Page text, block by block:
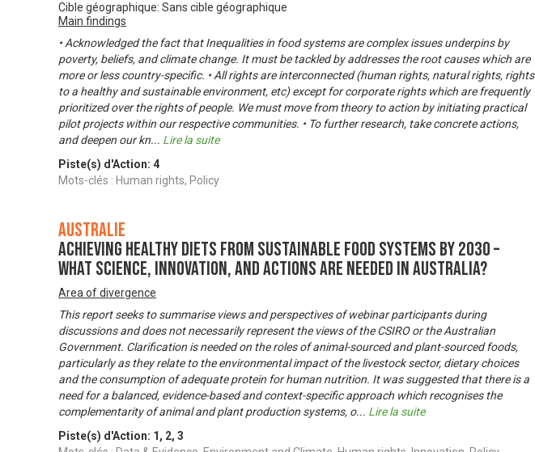
Cible géographique: Sans cible géographique
Main findings
• Acknowledged the fact that Inequalities in food systems are complex issues underpins by
poverty, beliefs, and climate change. It must be tackled by addresses the root causes which are
more or less country-specific. • All rights are interconnected (human rights, natural rights, rights
to a healthy and sustainable environment, etc) except for corporate rights which are frequently
prioritized over the rights of people. We must move from theory to action by initiating practical
pilot projects within our respective communities. • To further research, take concrete actions,
and deepen our kn... Lire la suite
Piste(s) d'Action: 4
Mots-clés : Human rights, Policy
Australie
Achieving healthy diets from sustainable food systems by 2030 –
what science, innovation, and actions are needed in Australia?
Area of divergence
This report seeks to summarise views and perspectives of webinar participants during
discussions and does not necessarily represent the views of the CSIRO or the Australian
Government. Clarification is needed on the roles of animal-sourced and plant-sourced foods,
particularly as they relate to the environmental impact of the livestock sector, dietary choices
and the consumption of adequate protein for human nutrition. It was suggested that there is a
need for a balanced, evidence-based and context-specific approach which recognises the
complementarity of animal and plant production systems, o... Lire la suite
Piste(s) d'Action: 1 , 2, 3